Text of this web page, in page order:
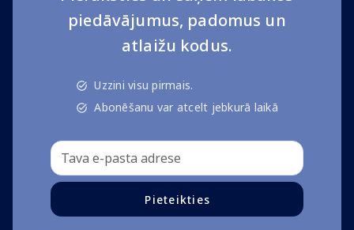
piedāvājumus, padomus un
atlaižu kodus.
Uzzini visu pirmais.
Abonēšanu var atcelt jebkurā laikā
Pieteikties